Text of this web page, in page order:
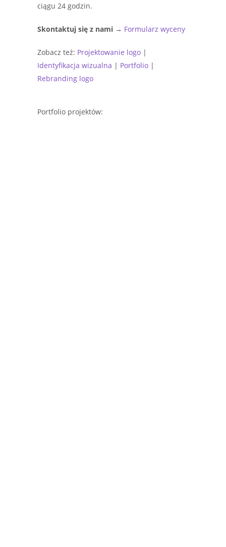
ciągu 24 godzin.
Skontaktuj się z nami → Formularz wyceny
Zobacz też: Projektowanie logo |
Identyfikacja wizualna | Portfolio |
Rebranding logo
Portfolio projektów: